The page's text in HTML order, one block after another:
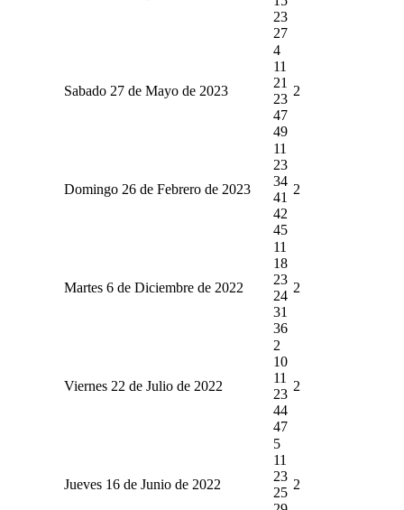
23
27
Sabado 27 de Mayo de 2023
4
11
21
23
47
49
2
Domingo 26 de Febrero de 2023
11
23
34
41
42
45
2
Martes 6 de Diciembre de 2022
11
18
23
24
31
36
2
Viernes 22 de Julio de 2022
2
10
11
23
44
47
2
Jueves 16 de Junio de 2022
5
11
23
25
2